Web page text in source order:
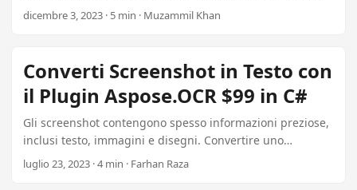
documenti PDF, riconoscendo ed estraendo testo da
libreria OCR PDF in C# ad alta precisione disponibile per
soli $99, perfetta per l’elaborazione delle fatture e la
conversione dei documenti.
dicembre 3, 2023 · 5 min · Muzammil Khan
Converti Screenshot in Testo con
il Plugin Aspose.OCR $99 in C#
Gli screenshot contengono spesso informazioni preziose,
inclusi testo, immagini e disegni. Convertire uno
screenshot in testo consente di recuperare queste
informazioni senza sforzo utilizzando il Plugin Aspose da
luglio 23, 2023 · 4 min · Farhan Raza